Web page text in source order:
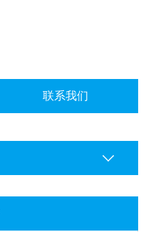
联系我们